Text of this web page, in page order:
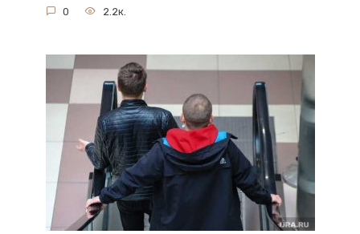
0 2.2к.